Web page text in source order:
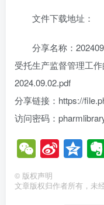
文件下载地址：
分享名称：
受托生产监督管理工
2024.09.02.pdf
分享链接：https://
访问密码：
WeChat
Sina
© 版权声明
文章版权归作者所有，未